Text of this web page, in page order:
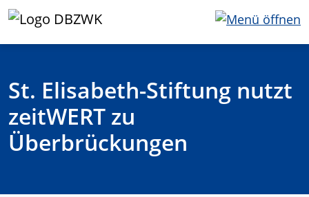
St. Elisabeth-Stiftung nutzt
zeitWERT zu
Überbrückungen